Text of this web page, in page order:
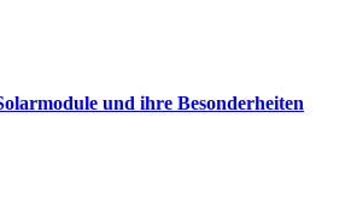
und ihre Besonderheiten